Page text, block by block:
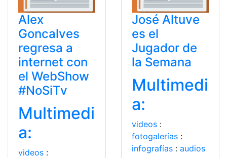
Alex
Goncalves
regresa a
internet con
el WebShow
#NoSiTv
Multimedi
a:
videos :
José Altuve
es el
Jugador de
la Semana
Multimedi
a:
videos :
fotogalerías :
infografías : audios